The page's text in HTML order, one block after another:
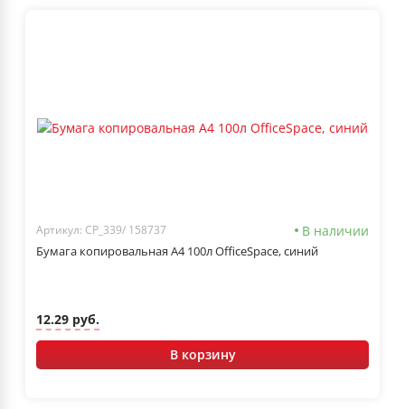
Артикул: CP_339/ 158737 В наличии
Бумага копировальная А4 100л OfficeSpace, синий
12.29 руб.
В корзину